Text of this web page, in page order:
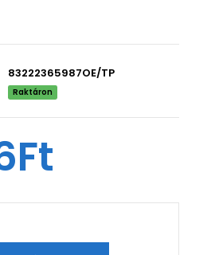
83222365987OE/TP
Raktáron